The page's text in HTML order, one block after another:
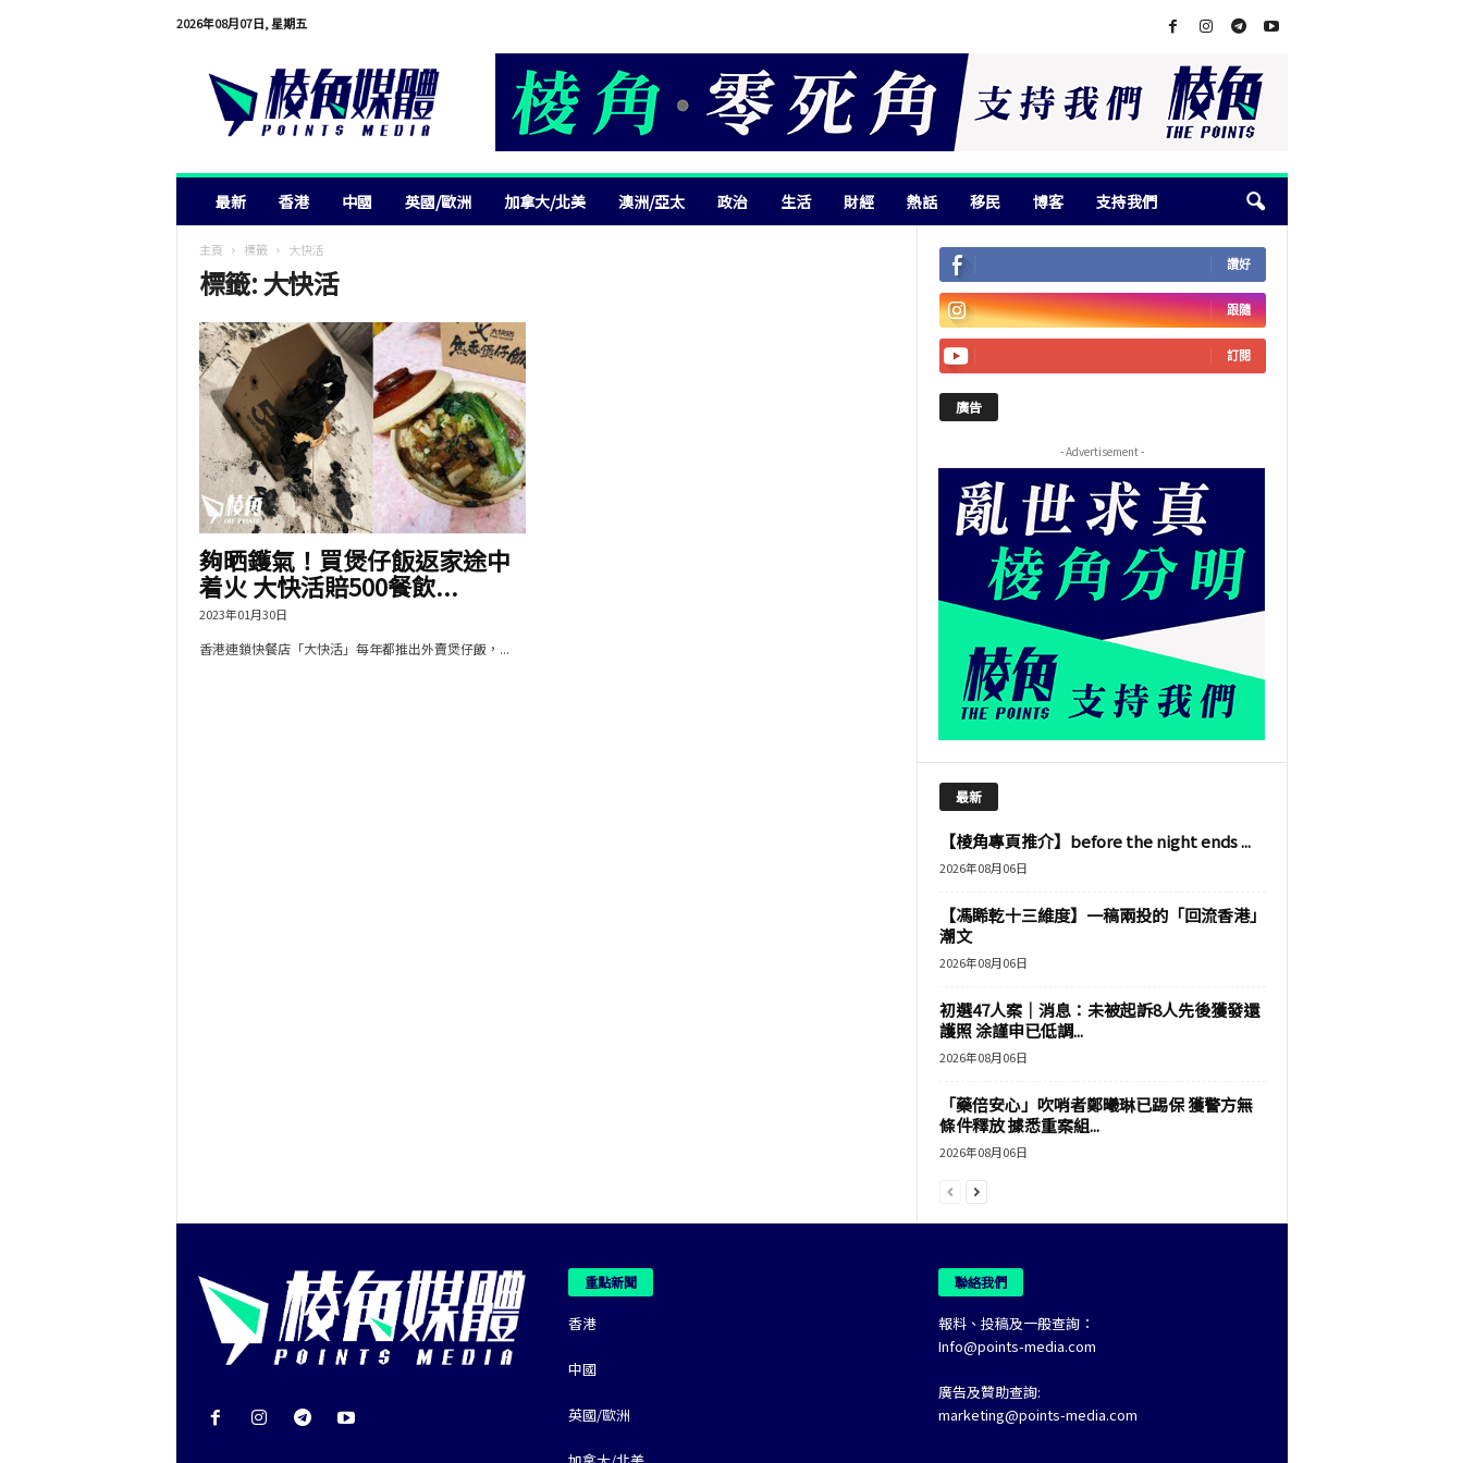
2026年08月07日, 星期五
最新 香港 中國 英國/歐洲 加拿大/北美 澳洲/亞太 政治 生活 財經 熱話 移民 博客 支持我們
主頁 標籤 大快活
標籤: 大快活
夠晒鑊氣！買煲仔飯返家途中
着火 大快活賠500餐飲...
2023年01月30日
香港連鎖快餐店「大快活」每年都推出外賣煲仔飯，...
讚好
跟隨
訂閱
廣告
- Advertisement -
最新
【棱角專頁推介】before the night ends ...
2026年08月06日
【馮睎乾十三維度】一稿兩投的「回流香港」
潮文
2026年08月06日
初選47人案｜消息：未被起訴8人先後獲發還
護照 涂謹申已低調...
2026年08月06日
「藥倍安心」吹哨者鄭曦琳已踢保 獲警方無
條件釋放 據悉重案組...
2026年08月06日
重點新聞
香港
中國
英國/歐洲
聯絡我們
報料、投稿及一般查詢：
Info@points-media.com
廣告及贊助查詢:
marketing@points-media.com